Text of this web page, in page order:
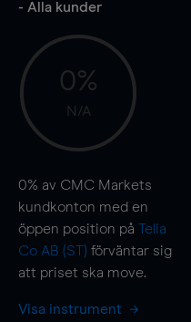
- Alla kunder
0%
N/A
0% av CMC Markets
kundkonton med en
öppen position på Telia
Co AB (ST) förväntar sig
att priset ska move.
Visa instrument